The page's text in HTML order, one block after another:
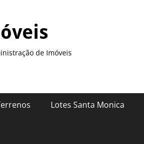
de Imóveis
Lotes Santa Monica